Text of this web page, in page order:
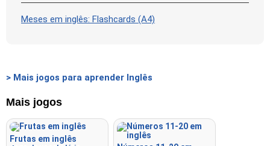
Meses em inglês: Flashcards (A4)
> Mais jogos para aprender Inglês
Mais jogos
Frutas em inglês